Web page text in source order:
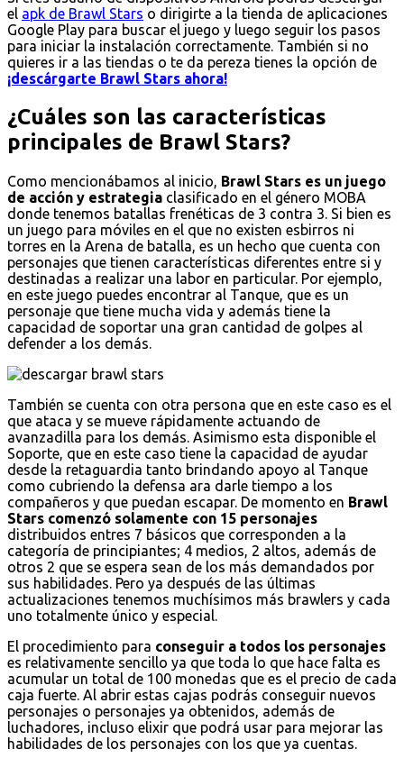
el apk de Brawl Stars o dirigirte a la tienda de aplicaciones
Google Play para buscar el juego y luego seguir los pasos
para iniciar la instalación correctamente. También si no
quieres ir a las tiendas o te da pereza tienes la opción de
¡descárgarte Brawl Stars ahora!
¿Cuáles son las características
principales de Brawl Stars?
Como mencionábamos al inicio, Brawl Stars es un juego
de acción y estrategia clasificado en el género MOBA
donde tenemos batallas frenéticas de 3 contra 3. Si bien es
un juego para móviles en el que no existen esbirros ni
torres en la Arena de batalla, es un hecho que cuenta con
personajes que tienen características diferentes entre si y
destinadas a realizar una labor en particular. Por ejemplo,
en este juego puedes encontrar al Tanque, que es un
personaje que tiene mucha vida y además tiene la
capacidad de soportar una gran cantidad de golpes al
defender a los demás.
También se cuenta con otra persona que en este caso es el
que ataca y se mueve rápidamente actuando de
avanzadilla para los demás. Asimismo esta disponible el
Soporte, que en este caso tiene la capacidad de ayudar
desde la retaguardia tanto brindando apoyo al Tanque
como cubriendo la defensa ara darle tiempo a los
compañeros y que puedan escapar. De momento en Brawl
Stars comenzó solamente con 15 personajes
distribuidos entres 7 básicos que corresponden a la
categoría de principiantes; 4 medios, 2 altos, además de
otros 2 que se espera sean de los más demandados por
sus habilidades. Pero ya después de las últimas
actualizaciones tenemos muchísimos más brawlers y cada
uno totalmente único y especial.
El procedimiento para conseguir a todos los personajes
es relativamente sencillo ya que toda lo que hace falta es
acumular un total de 100 monedas que es el precio de cada
caja fuerte. Al abrir estas cajas podrás conseguir nuevos
personajes o personajes ya obtenidos, además de
luchadores, incluso elixir que podrá usar para mejorar las
habilidades de los personajes con los que ya cuentas.